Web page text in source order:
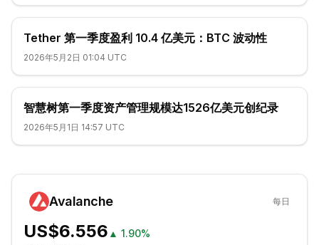
Tether 第一季度盈利 10.4 亿美元：BTC 波动性
2026年5月2日 01:04 UTC
智慧树第一季度资产管理规模达1526亿美元创纪录
2026年5月1日 14:57 UTC
Avalanche 每日
US$6.556 ▲ 1.90%